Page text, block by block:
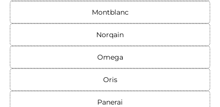
Montblanc
Norqain
Omega
Oris
Panerai